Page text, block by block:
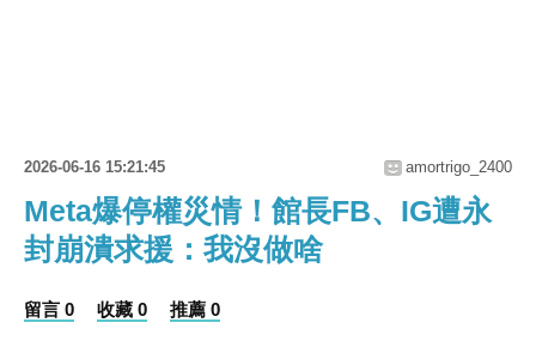
2026-06-16 15:21:45 amortrigo_2400
Meta爆停權災情！館長FB、IG遭永
封崩潰求援：我沒做啥
留言 0 收藏 0 推薦 0